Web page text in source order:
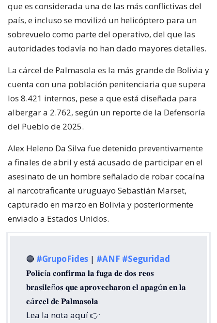
que es considerada una de las más conflictivas del
país, e incluso se movilizó un helicóptero para un
sobrevuelo como parte del operativo, del que las
autoridades todavía no han dado mayores detalles.
La cárcel de Palmasola es la más grande de Bolivia y
cuenta con una población penitenciaria que supera
los 8.421 internos, pese a que está diseñada para
albergar a 2.762, según un reporte de la Defensoría
del Pueblo de 2025.
Alex Heleno Da Silva fue detenido preventivamente
a finales de abril y está acusado de participar en el
asesinato de un hombre señalado de robar cocaína
al narcotraficante uruguayo Sebastián Marset,
capturado en marzo en Bolivia y posteriormente
enviado a Estados Unidos.
🔵 #GrupoFides | #ANF #Seguridad
𝐏𝐨𝐥𝐢𝐜í𝐚 𝐜𝐨𝐧𝐟𝐢𝐫𝐦𝐚 𝐥𝐚 𝐟𝐮𝐠𝐚 𝐝𝐞 𝐝𝐨𝐬 𝐫𝐞𝐨𝐬
𝐛𝐫𝐚𝐬𝐢𝐥𝐞ñ𝐨𝐬 𝐪𝐮𝐞 𝐚𝐩𝐫𝐨𝐯𝐞𝐜𝐡𝐚𝐫𝐨𝐧 𝐞𝐥 𝐚𝐩𝐚𝐠ó𝐧 𝐞𝐧 𝐥𝐚
𝐜á𝐫𝐜𝐞𝐥 𝐝𝐞 𝐏𝐚𝐥𝐦𝐚𝐬𝐨𝐥𝐚
Lea la nota aquí 👉